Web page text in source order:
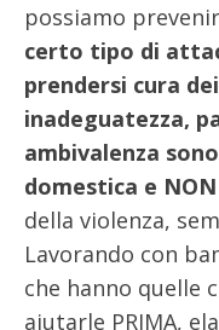
possiamo
certo tipo di
prendersi cura
inadeguatezza,
ambivalenza
domestica e NON
della violenza,
Lavorando con
che hanno quelle
aiutarle PRIMA,